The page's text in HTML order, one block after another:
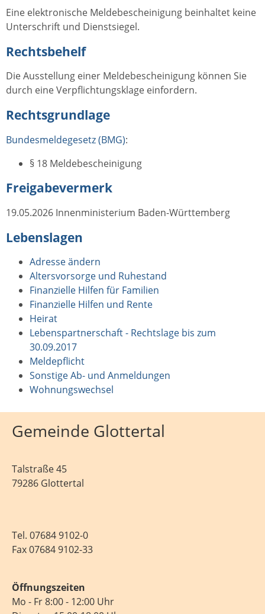
Eine elektronische Meldebescheinigung beinhaltet keine
Unterschrift und Dienstsiegel.
Rechtsbehelf
Die Ausstellung einer Meldebescheinigung können Sie
durch eine Verpflichtungsklage einfordern.
Rechtsgrundlage
Bundesmeldegesetz (BMG):
§ 18 Meldebescheinigung
Freigabevermerk
19.05.2026 Innenministerium Baden-Württemberg
Lebenslagen
Adresse ändern
Altersvorsorge und Ruhestand
Finanzielle Hilfen für Familien
Finanzielle Hilfen und Rente
Heirat
Lebenspartnerschaft - Rechtslage bis zum
30.09.2017
Meldepflicht
Sonstige Ab- und Anmeldungen
Wohnungswechsel
Gemeinde Glottertal
Talstraße 45
79286 Glottertal
Tel. 07684 9102-0
Fax 07684 9102-33
Öffnungszeiten
Mo - Fr 8:00 - 12:00 Uhr